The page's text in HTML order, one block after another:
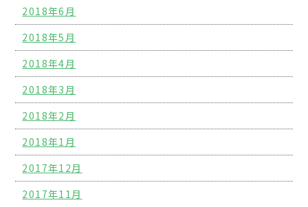
2018年6月
2018年5月
2018年4月
2018年3月
2018年2月
2018年1月
2017年12月
2017年11月